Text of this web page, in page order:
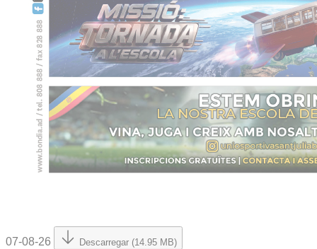
07-08-26 Descarregar (14.95 MB)